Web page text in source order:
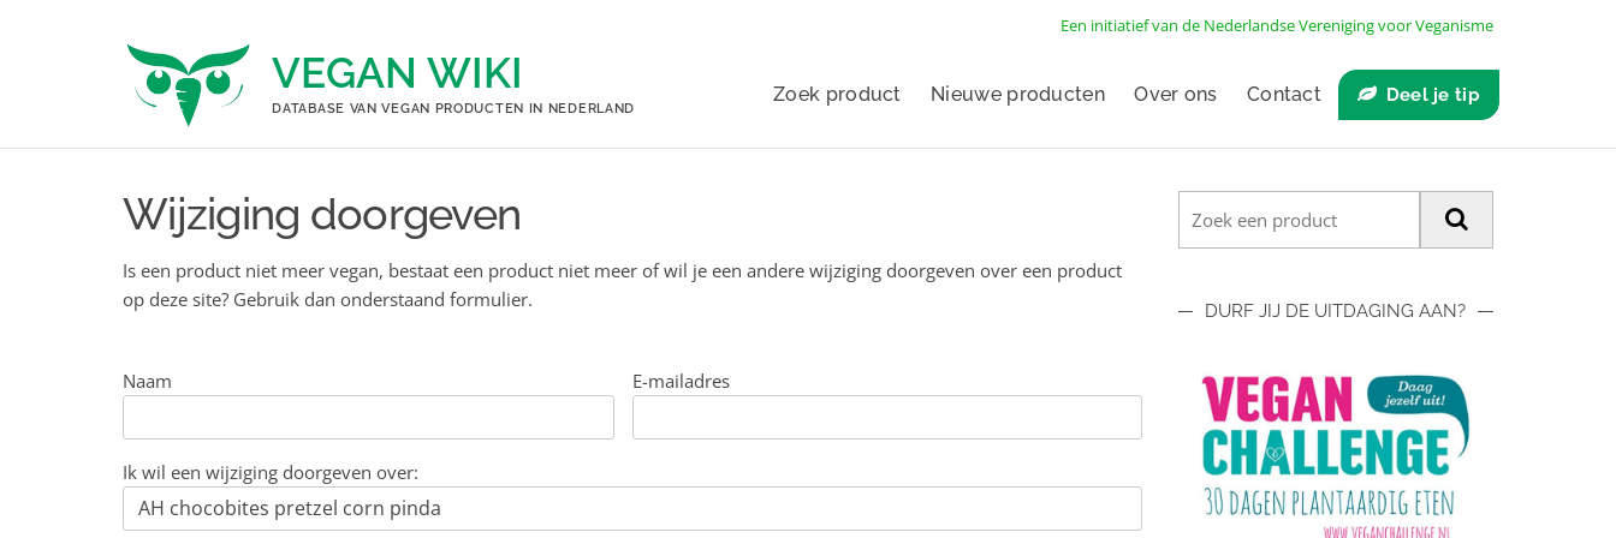
Een initiatief van de Nederlandse Vereniging voor Veganisme
VEGAN WIKI
DATABASE VAN VEGAN PRODUCTEN IN NEDERLAND
Zoek product Nieuwe producten Over ons Contact Deel je tip
Wijziging doorgeven
Is een product niet meer vegan, bestaat een product niet meer of wil je een andere wijziging doorgeven over een product
op deze site? Gebruik dan onderstaand formulier.
Naam E-mailadres
Ik wil een wijziging doorgeven over:
DURF JIJ DE UITDAGING AAN?